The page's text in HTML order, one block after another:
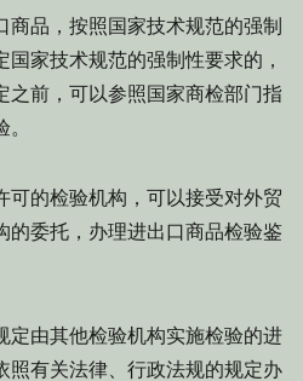
品，按照国家技术规范的强制
家技术规范的强制性要求的，
之前，可以参照国家商检部门指
的检验机构，可以接受对外贸
的委托，办理进出口商品检验鉴
由其他检验机构实施检验的进
照有关法律、行政法规的规定办